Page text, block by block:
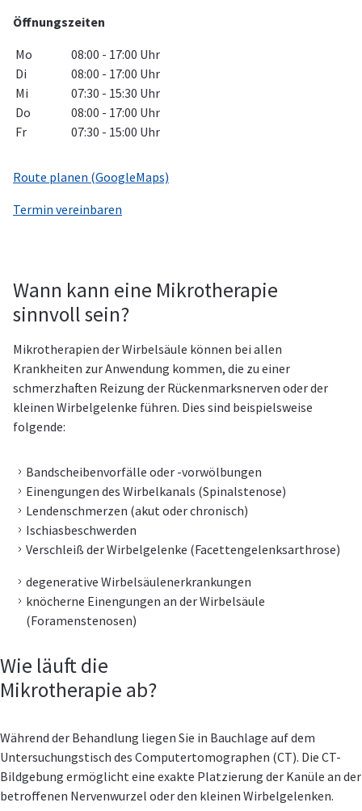
Öffnungszeiten
Mo
08:00 - 17:00 Uhr
Di
08:00 - 17:00 Uhr
Mi
07:30 - 15:30 Uhr
Do
08:00 - 17:00 Uhr
Fr
07:30 - 15:00 Uhr
Route planen (GoogleMaps)
Termin vereinbaren
Wann kann eine Mikrotherapie
sinnvoll sein?
Mikrotherapien der Wirbelsäule können bei allen
Krankheiten zur Anwendung kommen, die zu einer
schmerzhaften Reizung der Rückenmarksnerven oder der
kleinen Wirbelgelenke führen. Dies sind beispielsweise
folgende:
Bandscheibenvorfälle oder -vorwölbungen
Einengungen des Wirbelkanals (Spinalstenose)
Lendenschmerzen (akut oder chronisch)
Ischiasbeschwerden
Verschleiß der Wirbelgelenke (Facettengelenksarthrose)
degenerative Wirbelsäulenerkrankungen
knöcherne Einengungen an der Wirbelsäule
(Foramenstenosen)
Wie läuft die
Mikrotherapie ab?
Während der Behandlung liegen Sie in Bauchlage auf dem
Untersuchungstisch des Computertomographen (CT). Die CT-
Bildgebung ermöglicht eine exakte Platzierung der Kanüle an der
betroffenen Nervenwurzel oder den kleinen Wirbelgelenken.